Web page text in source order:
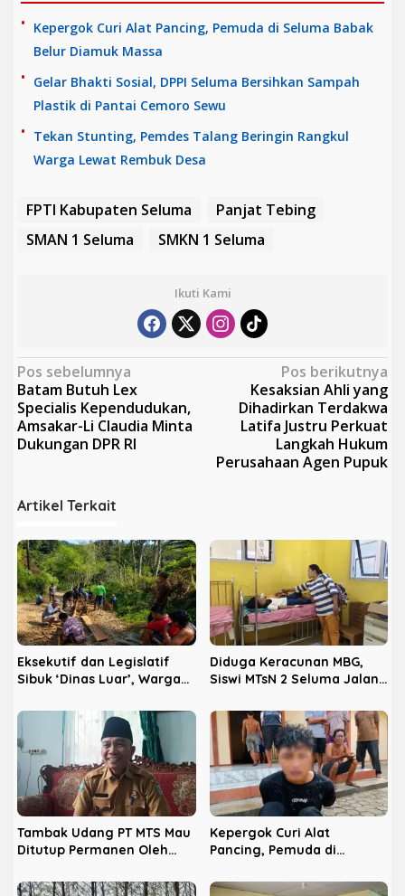
Kepergok Curi Alat Pancing, Pemuda di Seluma Babak
Belur Diamuk Massa
Gelar Bhakti Sosial, DPPI Seluma Bersihkan Sampah
Plastik di Pantai Cemoro Sewu
Tekan Stunting, Pemdes Talang Beringin Rangkul
Warga Lewat Rembuk Desa
FPTI Kabupaten Seluma
Panjat Tebing
SMAN 1 Seluma
SMKN 1 Seluma
Ikuti Kami
N
a
v
i
a
i
p
o
s
Pos sebelumnya
Batam Butuh Lex
Specialis Kependudukan,
Amsakar-Li Claudia Minta
Dukungan DPR RI
Pos berikutnya
Kesaksian Ahli yang
Dihadirkan Terdakwa
Latifa Justru Perkuat
Langkah Hukum
Perusahaan Agen Pupuk
Artikel Terkait
Eksekutif dan Legislatif
Sibuk ‘Dinas Luar’, Warga
Perbaiki Jalan
Diduga Keracunan MBG,
Siswi MTsN 2 Seluma Jalani
Tais
Tambak Udang PT MTS Mau
Ditutup Permanen Oleh
Kepergok Curi Alat
Pancing, Pemuda di
Diamuk Massa